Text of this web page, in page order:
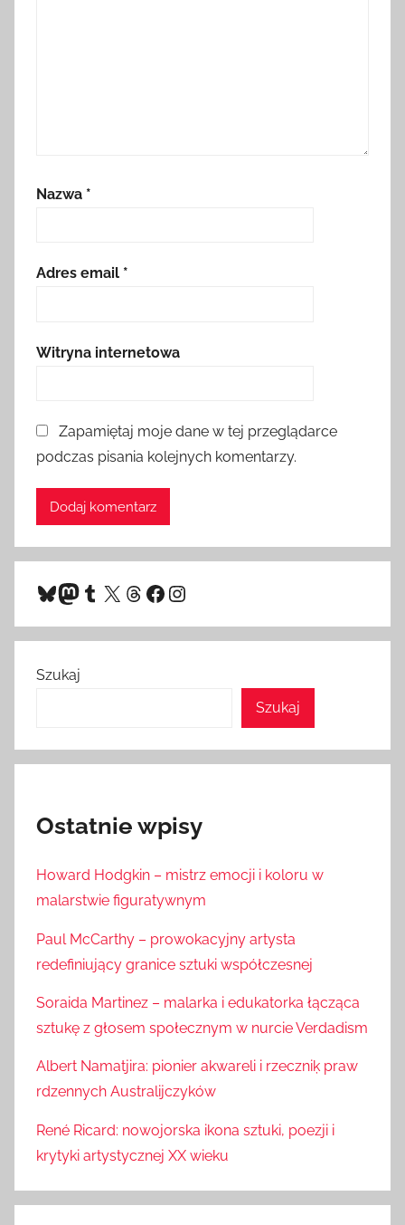
Nazwa *
Adres email *
Witryna internetowa
Zapamiętaj moje dane w tej przeglądarce
podczas pisania kolejnych komentarzy.
Bluesky
Mastodon
Tumblr
X Threads
Facebook
Instagram
Szukaj
Szukaj
Ostatnie wpisy
Howard Hodgkin – mistrz emocji i koloru w
malarstwie figuratywnym
Paul McCarthy – prowokacyjny artysta
redefiniujący granice sztuki współczesnej
Soraida Martinez – malarka i edukatorka łącząca
sztukę z głosem społecznym w nurcie Verdadism
Albert Namatjira: pionier akwareli i rzeczniķ praw
rdzennych Australijczyków
René Ricard: nowojorska ikona sztuki, poezji i
krytyki artystycznej XX wieku